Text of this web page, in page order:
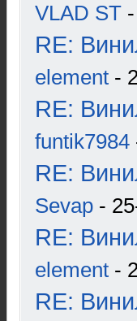
VLAD ST
RE:
element -
RE:
funtik7984
RE:
Sevap -
RE:
element -
RE: